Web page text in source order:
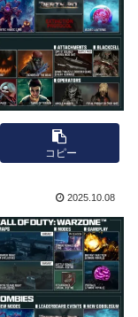
コピー
2025.10.08